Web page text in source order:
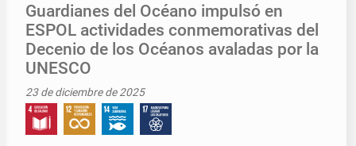
Guardianes del Océano impulsó en
ESPOL actividades conmemorativas del
Decenio de los Océanos avaladas por la
UNESCO
23 de diciembre de 2025